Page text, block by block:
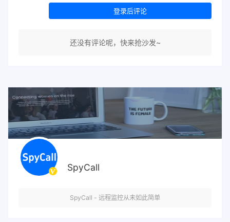
登录后评论
还没有评论呢，快来抢沙发~
SpyCall
SpyCall - 远程监控从未如此简单